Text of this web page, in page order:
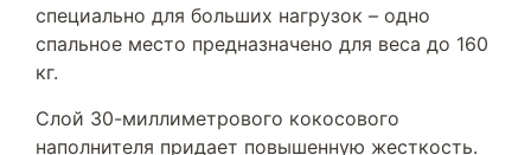
специально для больших нагрузок – одно
спальное место предназначено для веса до 160
кг.
Слой 30-миллиметрового кокосового
наполнителя придает повышенную жесткость.